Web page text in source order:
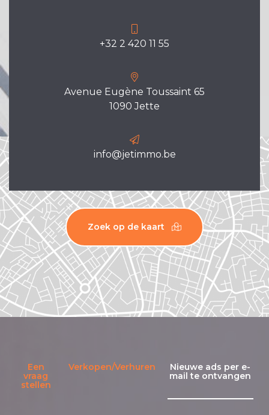
+32 2 420 11 55
Avenue Eugène Toussaint 65
1090 Jette
info@jetimmo.be
Zoek op de kaart
Een
vraag
stellen
Verkopen/Verhuren
Nieuwe ads per e-
mail te ontvangen